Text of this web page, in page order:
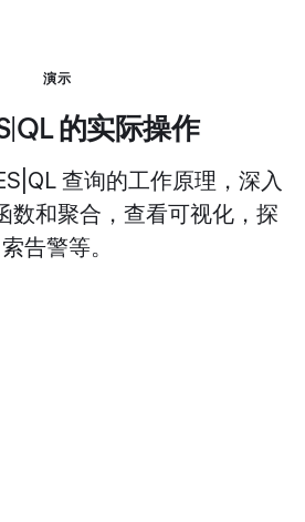
演示
的实际操作
查询的工作原理，深入
数和聚合，查看可视化，探
索告警等。